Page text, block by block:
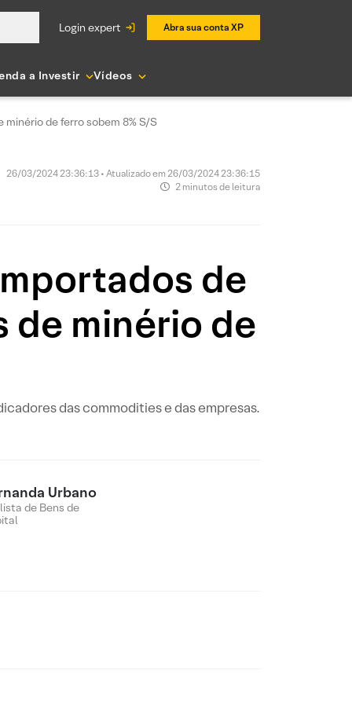
login expert Abra sua conta XP
a Investir Vídeos
de ferro sobem 8% S/S
26/03/2024 23:36:13 • Atualizado em 26/03/2024 23:36:15
2 minutos de leitura
de
de minério de
das commodities e das empresas.
Urbano
de Bens de